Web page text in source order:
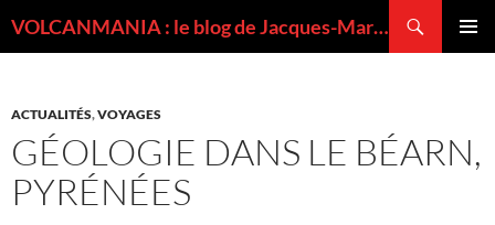
VOLCANMANIA : le blog de Jacques-Marie BARDINTZEFF, volcanologue
ACTUALITÉS,VOYAGES
GÉOLOGIE DANS LE BÉARN,
PYRÉNÉES